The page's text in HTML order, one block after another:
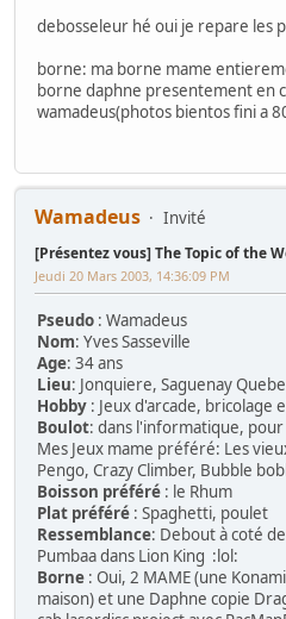
debosseleur hé oui je repare les
borne: ma borne mame
borne daphne presentement en
wamadeus(photos bientos fini a
Wamadeus Invité
[Présentez vous] The Topic of the
Jeudi 20 Mars 2003, 14:36:09 PM
Pseudo : Wamadeus
Nom: Yves Sasseville
Age: 34 ans
Lieu: Jonquiere, Saguenay
Hobby : Jeux d'arcade, bricolage
Boulot: dans l'informatique,
Mes Jeux mame préféré: Les
Pengo, Crazy Climber, Bubble
Boisson préféré : le Rhum
Plat préféré : Spaghetti, poulet
Ressemblance: Debout à coté
Pumbaa dans Lion King :lol:
Borne : Oui, 2 MAME (une
maison) et une Daphne copie